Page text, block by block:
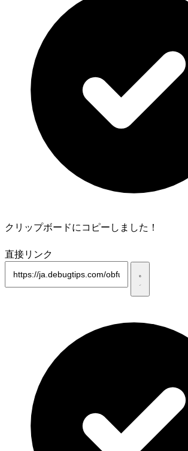
クリップボードにコピーしました！
直接リンク